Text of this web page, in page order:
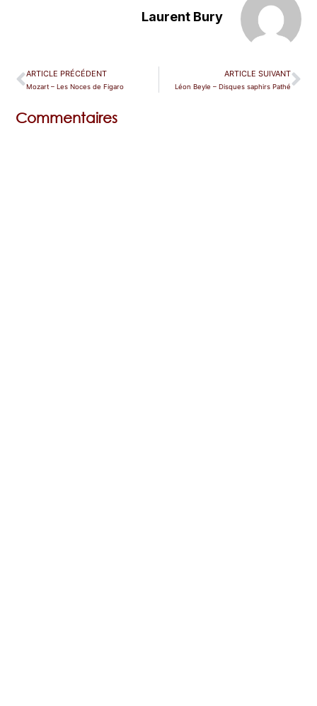
Laurent Bury
ARTICLE PRÉCÉDENT
Mozart – Les Noces de Figaro
ARTICLE SUIVANT
Léon Beyle – Disques saphirs Pathé
Commentaires